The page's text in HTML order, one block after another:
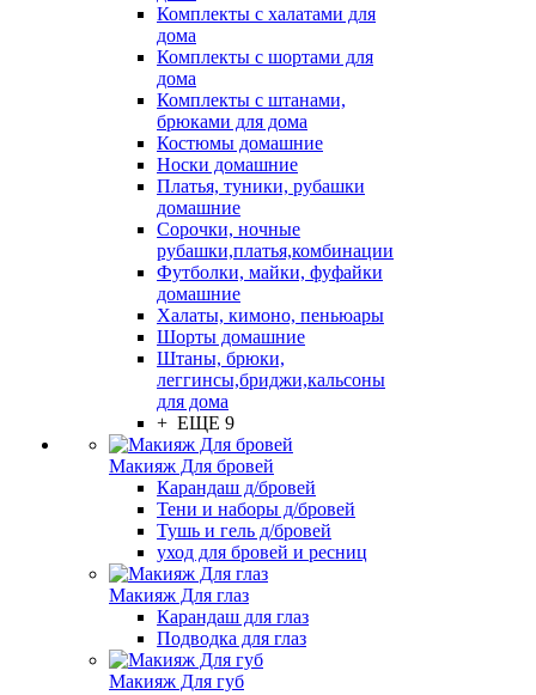
Комплекты с халатами для
дома
Комплекты с шортами для
дома
Комплекты с штанами,
брюками для дома
Костюмы домашние
Носки домашние
Платья, туники, рубашки
домашние
Сорочки, ночные
рубашки,платья,комбинации
Футболки, майки, фуфайки
домашние
Халаты, кимоно, пеньюары
Шорты домашние
Штаны, брюки,
леггинсы,бриджи,кальсоны
для дома
+ ЕЩЕ 9
Макияж Для бровей
Карандаш д/бровей
Тени и наборы д/бровей
Тушь и гель д/бровей
уход для бровей и ресниц
Макияж Для глаз
Карандаш для глаз
Подводка для глаз
Макияж Для губ